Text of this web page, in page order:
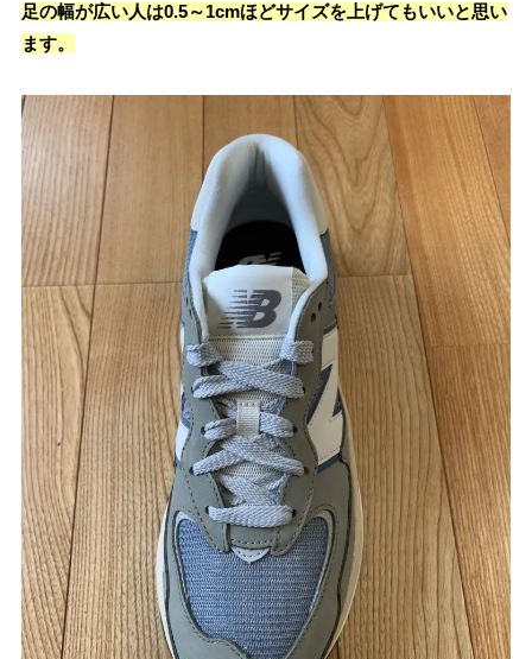
足の幅が広い人は0.5～1cmほどサイズを上げてもいいと思い
ます。